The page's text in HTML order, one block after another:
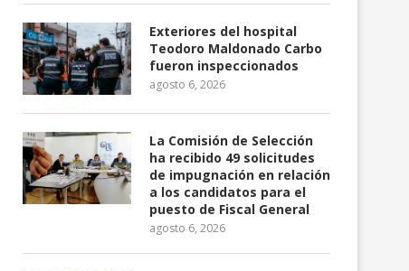
Exteriores del hospital
Teodoro Maldonado Carbo
fueron inspeccionados
agosto 6, 2026
La Comisión de Selección
ha recibido 49 solicitudes
de impugnación en relación
a los candidatos para el
puesto de Fiscal General
agosto 6, 2026